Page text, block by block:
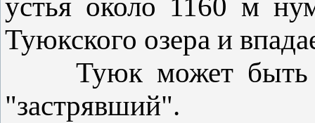
устья около 1160 м
Туюкского озера и
Туюк может быть
"застрявший".